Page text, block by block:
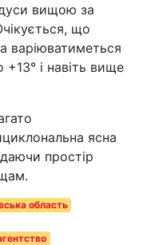
вищою за
що
варіюватиметься
+13° і навіть вище
ясна
простір
область